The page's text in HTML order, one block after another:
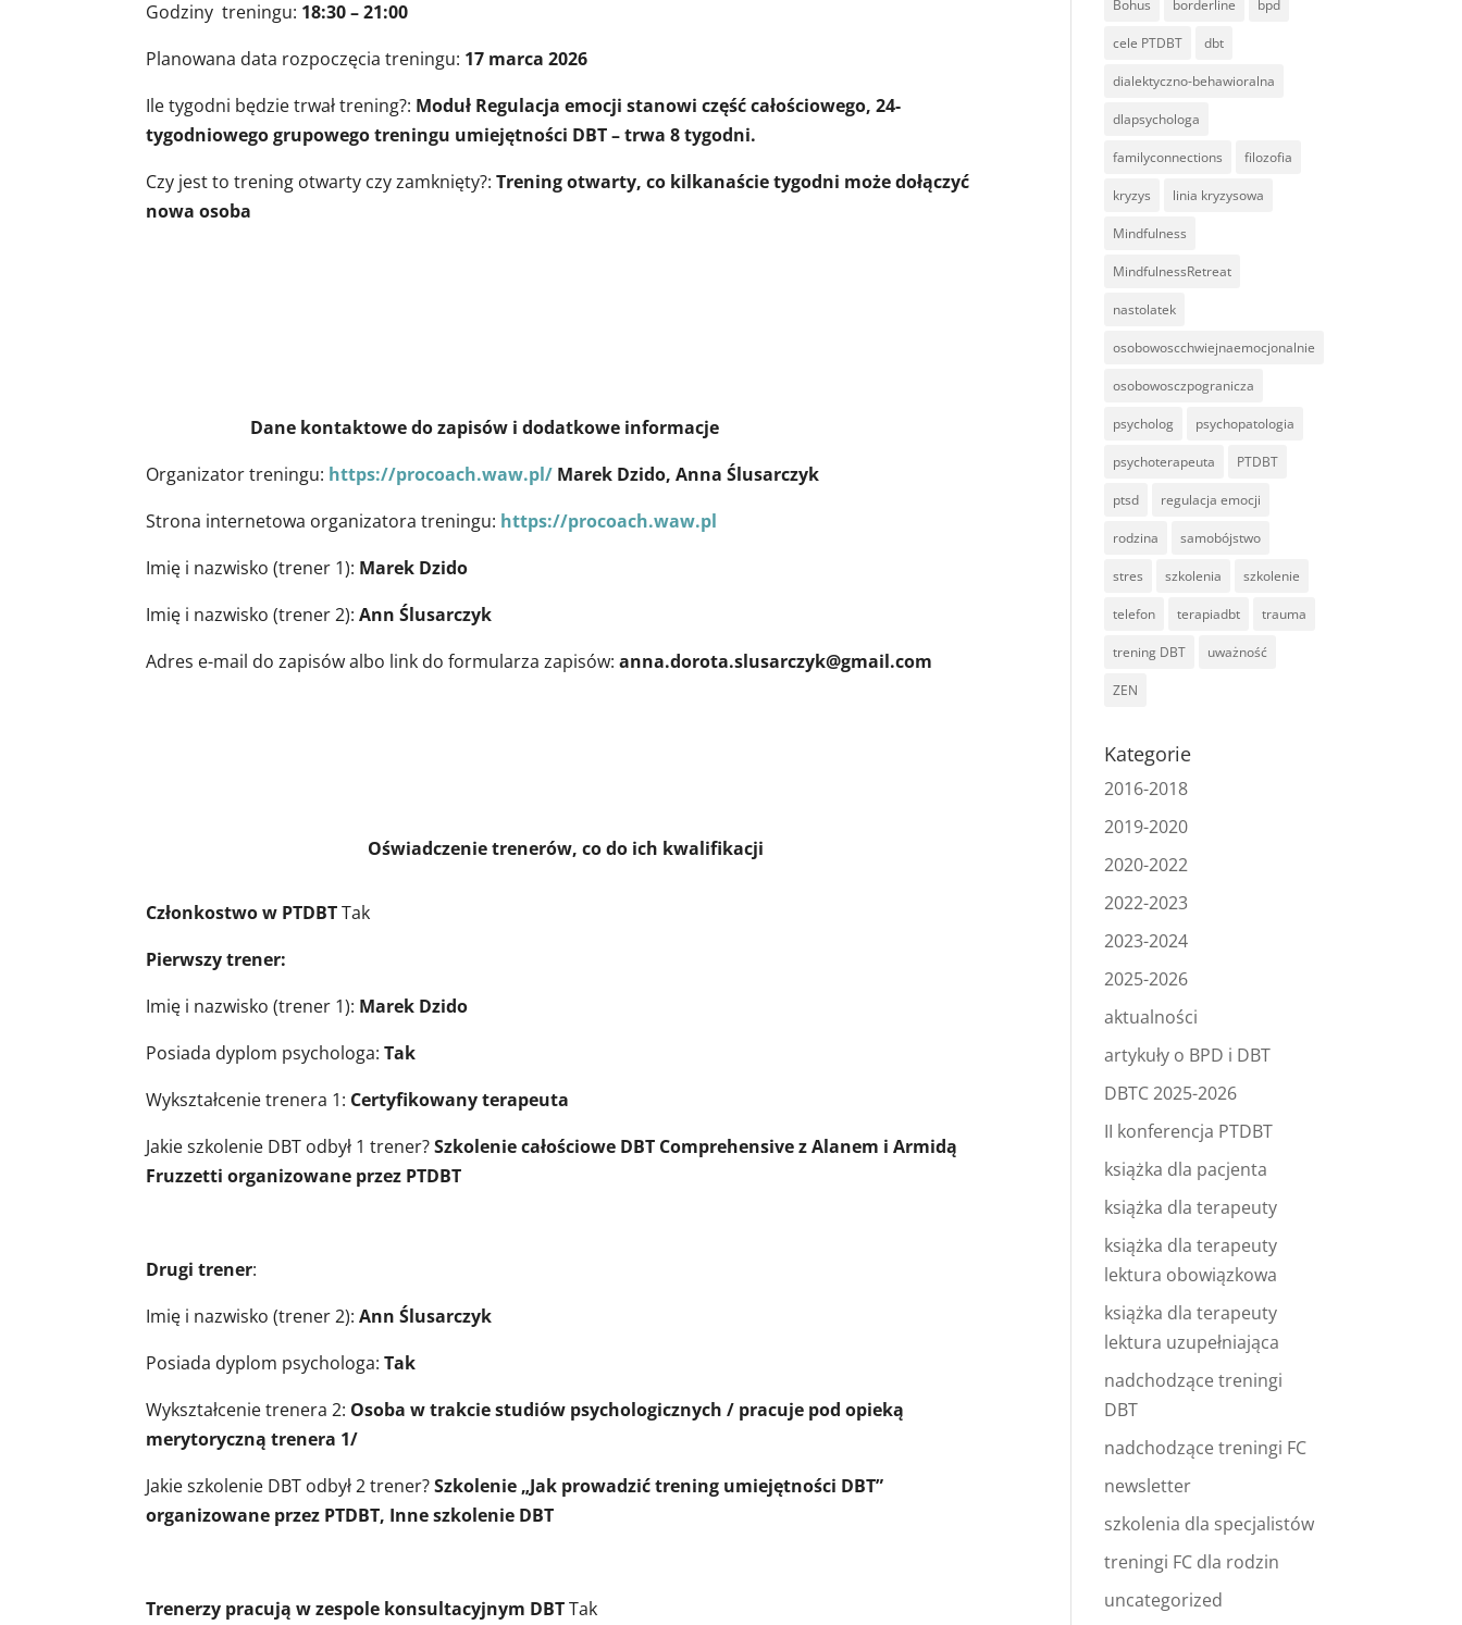
Godziny treningu: 18:30 – 21:00
Planowana data rozpoczęcia treningu: 17 marca 2026
Ile tygodni będzie trwał trening?: Moduł Regulacja emocji stanowi część całościowego, 24-
tygodniowego grupowego treningu umiejętności DBT – trwa 8 tygodni.
Czy jest to trening otwarty czy zamknięty?:Trening otwarty, co kilkanaście tygodni może dołączyć
nowa osoba
Dane kontaktowe do zapisów i dodatkowe informacje
Organizator treningu: https://procoach.waw.pl/ Marek Dzido, Anna Ślusarczyk
Strona internetowa organizatora treningu: https://procoach.waw.pl
Imię i nazwisko (trener 1): Marek Dzido
Imię i nazwisko (trener 2): Ann Ślusarczyk
Adres e-mail do zapisów albo link do formularza zapisów:anna.dorota.slusarczyk@gmail.com
Oświadczenie trenerów, co do ich kwalifikacji
Członkostwo w PTDBTTak
Pierwszy trener:
Imię i nazwisko (trener 1): Marek Dzido
Posiada dyplom psychologa:Tak
Wykształcenie trenera 1: Certyfikowany terapeuta
Jakie szkolenie DBT odbył 1 trener?Szkolenie całościowe DBT Comprehensive z Alanem i Armidą
Fruzzetti organizowane przez PTDBT
Drugi trener:
Imię i nazwisko (trener 2):Ann Ślusarczyk
Posiada dyplom psychologa:Tak
Wykształcenie trenera 2: Osoba w trakcie studiów psychologicznych / pracuje pod opieką
merytoryczną trenera 1/
Jakie szkolenie DBT odbył 2 trener?Szkolenie „Jak prowadzić trening umiejętności DBT”
organizowane przez PTDBT, Inne szkolenie DBT
Trenerzy pracują w zespole konsultacyjnym DBTTak
Bohus borderline bpd
cele PTDBT dbt
dialektyczno-behawioralna
dlapsychologa
familyconnections filozofia
kryzys linia kryzysowa
Mindfulness
MindfulnessRetreat
nastolatek
osobowoscchwiejnaemocjonalnie
osobowosczpogranicza
psycholog psychopatologia
psychoterapeuta PTDBT
ptsd regulacja emocji
rodzina samobójstwo
stres szkolenia szkolenie
telefon terapiadbt trauma
trening DBT uważność
ZEN
Kategorie
2016-2018
2019-2020
2020-2022
2022-2023
2023-2024
2025-2026
aktualności
artykuły o BPD i DBT
DBTC 2025-2026
II konferencja PTDBT
książka dla pacjenta
książka dla terapeuty
książka dla terapeuty
lektura obowiązkowa
książka dla terapeuty
lektura uzupełniająca
nadchodzące treningi
DBT
nadchodzące treningi FC
newsletter
szkolenia dla specjalistów
treningi FC dla rodzin
uncategorized